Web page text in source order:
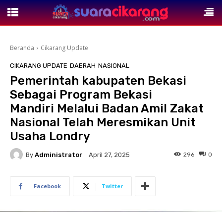
Beranda Cikarang Update
CIKARANG UPDATE DAERAH NASIONAL
Pemerintah kabupaten Bekasi
Sebagai Program Bekasi
Mandiri Melalui Badan Amil Zakat
Nasional Telah Meresmikan Unit
Usaha Londry
By Administrator April 27, 2025 0
296
Facebook Twitter